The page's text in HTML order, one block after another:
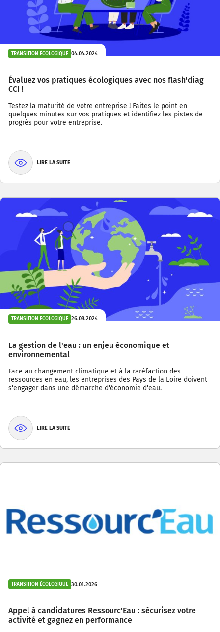
TRANSITION ÉCOLOGIQUE 04.04.2024
Évaluez vos pratiques écologiques avec nos flash'diag
CCI !
Testez la maturité de votre entreprise ! Faites le point en
quelques minutes sur vos pratiques et identifiez les pistes de
progrès pour votre entreprise.
LIRE LA SUITE
TRANSITION ÉCOLOGIQUE 26.08.2024
La gestion de l'eau : un enjeu économique et
environnemental
Face au changement climatique et à la raréfaction des
ressources en eau, les entreprises des Pays de la Loire doivent
s'engager dans une démarche d'économie d'eau.
LIRE LA SUITE
TRANSITION ÉCOLOGIQUE 30.01.2026
Appel à candidatures Ressourc'Eau : sécurisez votre
activité et gagnez en performance